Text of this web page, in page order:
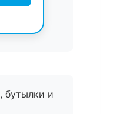
, бутылки и